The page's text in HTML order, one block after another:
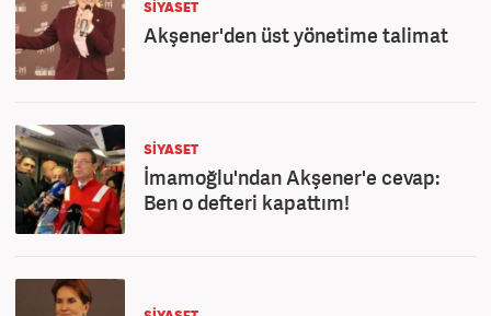
SİYASET
Akşener'den üst yönetime talimat
SİYASET
İmamoğlu'ndan Akşener'e cevap:
Ben o defteri kapattım!